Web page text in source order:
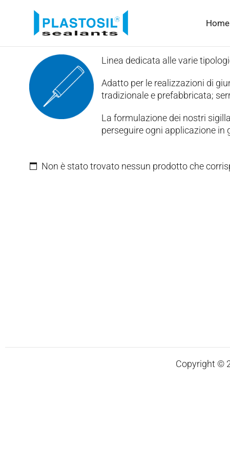
Home
Linea dedicata alle varie
Adatto per le realizzazioni di
tradizionale e prefabbricata;
La formulazione dei nostri
perseguire ogni applicazione in
Non è stato trovato nessun prodotto che
Copyright ©